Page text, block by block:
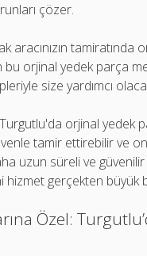
çözer.
aracınızın tamiratında
orjinal yedek parça
size yardımcı
orjinal
tamir ettirebilir ve
uzun süreli ve
hizmet gerçekten büyük
Özel: